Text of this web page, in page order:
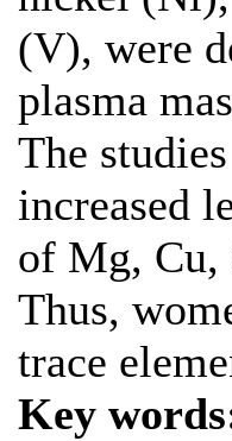
(V), were
plasma
The
increased
of Mg, Сu,
Thus,
trace
Key